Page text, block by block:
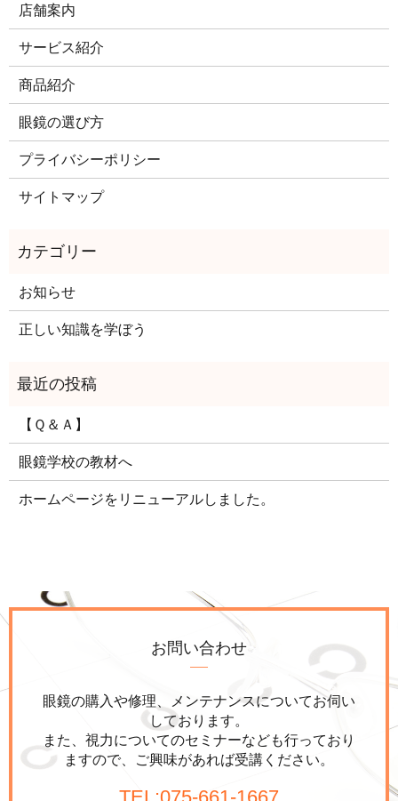
店舗案内
サービス紹介
商品紹介
眼鏡の選び方
プライバシーポリシー
サイトマップ
お知らせ
正しい知識を学ぼう
【Ｑ＆Ａ】
眼鏡学校の教材へ
ホームページをリニューアルしました。
お問い合わせ
眼鏡の購入や修理、メンテナンスについてお伺い
しております。
また、視力についてのセミナーなども行っており
ますので、
ご興味があれば受講ください。